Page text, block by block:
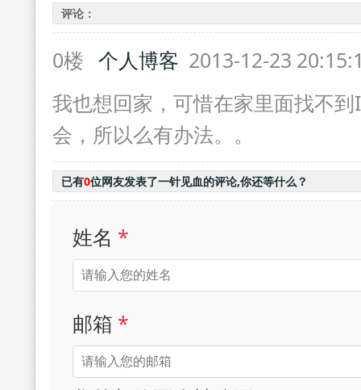
评论：
0楼 个人博客 2013-12-23
我也想回家，可惜在家里面找不
会，所以么有办法。。
已有0位网友发表了一针见血的评论,你还等什么？
姓名 *
邮箱 *